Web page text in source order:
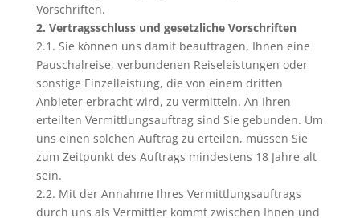
Vorschriften.
2. Vertragsschluss und gesetzliche Vorschriften
2.1. Sie können uns damit beauftragen, Ihnen eine
Pauschalreise, verbundenen Reiseleistungen oder
sonstige Einzelleistung, die von einem dritten
Anbieter erbracht wird, zu vermitteln. An Ihren
erteilten Vermittlungsauftrag sind Sie gebunden. Um
uns einen solchen Auftrag zu erteilen, müssen Sie
zum Zeitpunkt des Auftrags mindestens 18 Jahre alt
sein.
2.2. Mit der Annahme Ihres Vermittlungsauftrags
durch uns als Vermittler kommt zwischen Ihnen und